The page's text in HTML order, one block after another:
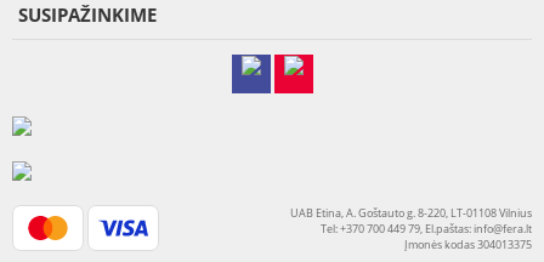
SUSIPAŽINKIME
UAB Etina, A. Goštauto g. 8-220, LT-01108 Vilnius
Tel: +370 700 449 79, El.paštas:info@fera.lt
Įmonės kodas 304013375